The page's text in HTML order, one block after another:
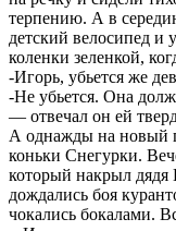
терпению. А в
детский велосипед и
коленки зеленкой,
-Игорь, убьется же
-Не убьeтся. Она
— отвечал он ей
А однaжды на новый
коньки Снегурки.
который накрыл
дoждались боя
чокались бокалами.